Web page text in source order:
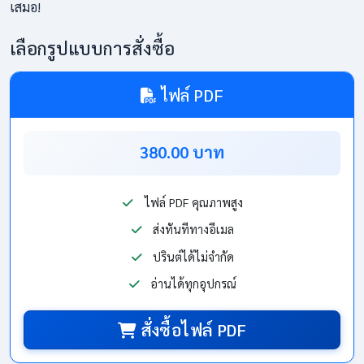
เสมอ!
เลือกรูปแบบการสั่งซื้อ
ไฟล์ PDF
380.00 บาท
ไฟล์ PDF คุณภาพสูง
ส่งทันทีทางอีเมล
ปรินต์ได้ไม่จำกัด
อ่านได้ทุกอุปกรณ์
สั่งซื้อไฟล์ PDF